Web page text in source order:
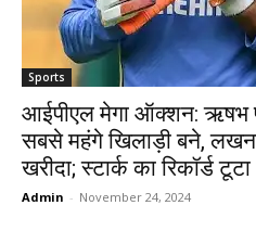
Sports
आईपीएल मेगा ऑक्शन: ऋषभ
सबसे महंगे खिलाड़ी बने,
खरीदा; स्टार्क का रिकॉर्ड टूटा
Admin - November 24, 2024